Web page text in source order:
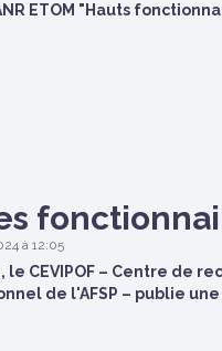
ETOM "Hauts
à 12:05
le CEVIPOF – Centre de
de l'AFSP – publie